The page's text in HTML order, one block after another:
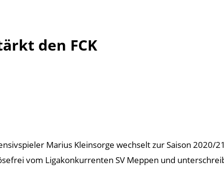
den FCK
Marius Kleinsorge wechselt zur Saison 2020/
vom Ligakonkurrenten SV Meppen und